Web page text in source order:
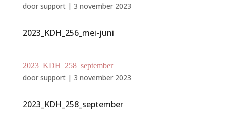
door support| 3 november 2023
2023_KDH_256_mei-juni
2023_KDH_258_september
door support| 3 november 2023
2023_KDH_258_september